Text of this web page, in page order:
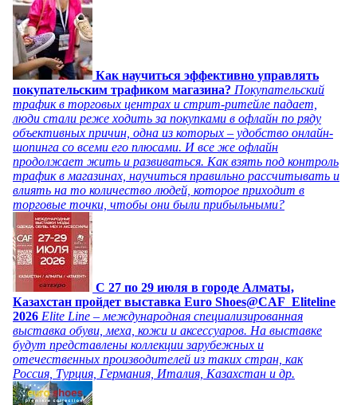
Как научиться эффективно управлять
покупательским трафиком магазина? Покупательский
трафик в торговых центрах и стрит-ритейле падает,
люди стали реже ходить за покупками в офлайн по ряду
объективных причин, одна из которых – удобство онлайн-
шопинга со всеми его плюсами. И все же офлайн
продолжает жить и развиваться. Как взять под контроль
трафик в магазинах, научиться правильно рассчитывать и
влиять на то количество людей, которое приходит в
торговые точки, чтобы они были прибыльными?
C 27 по 29 июля в городе Алматы,
Казахстан пройдет выставка Euro Shoes@CAF_Eliteline
2026 Elite Line – международная специализированная
выставка обуви, меха, кожи и аксессуаров. На выставке
будут представлены коллекции зарубежных и
отечественных производителей из таких стран, как
Россия, Турция, Германия, Италия, Казахстан и др.